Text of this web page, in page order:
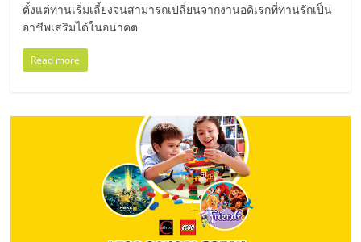
แฟ
รน
ไชส์,
ศูนย์
ตั้งแต่ท่านเริ่มเลี้ยงจนสามารถเปลี่ยนจากงานอดิเรกที่ท่านรักเป็น
อาชีพเสริมได้ในอนาคต
Read more